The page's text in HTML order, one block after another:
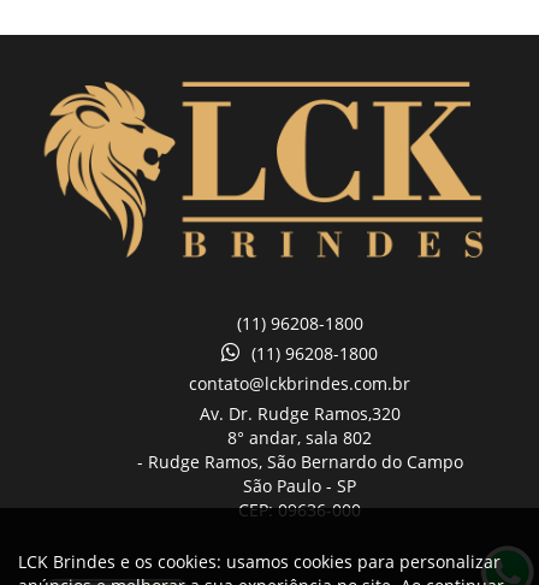
(11) 96208-1800
(11) 96208-1800
contato@lckbrindes.com.br
Av. Dr. Rudge Ramos,320
8° andar, sala 802
- Rudge Ramos, São Bernardo do Campo
São Paulo - SP
CEP: 09636-000
LCK Brindes e os cookies: usamos cookies para personalizar